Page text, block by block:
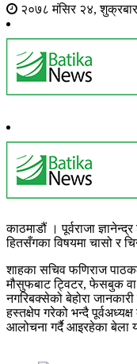
२०७८ मंसिर २४,
काठमाडौं । पूर्वराजा
हितसँगका विषयमा चासो र
शाहका सचिव फणिराज
मौसुफबाट ट्विटर, फेसबुक
नगरिबक्सेको बेहोरा जानकारी
हस्तक्षेप गरेको भन्दै
आलोचना गर्दै आइरहेका बेला